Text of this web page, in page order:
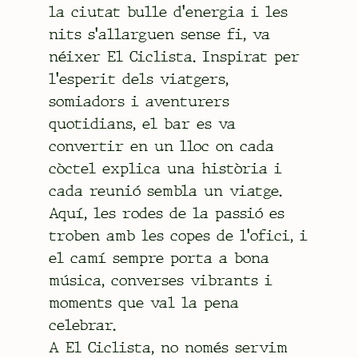
la ciutat bulle d'energia i les
nits s'allarguen sense fi, va
néixer El Ciclista. Inspirat per
l'esperit dels viatgers,
somiadors i aventurers
quotidians, el bar es va
convertir en un lloc on cada
còctel explica una història i
cada reunió sembla un viatge.
Aquí, les rodes de la passió es
troben amb les copes de l'ofici, i
el camí sempre porta a bona
música, converses vibrants i
moments que val la pena
celebrar.
A El Ciclista, no només servim